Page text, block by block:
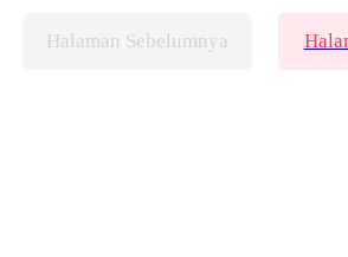
Halaman Sebelumnya